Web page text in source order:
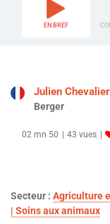
EN BREF
Julien
Berger
02 mn 50 43 vues
Secteur : Agriculture
| Soins aux animaux